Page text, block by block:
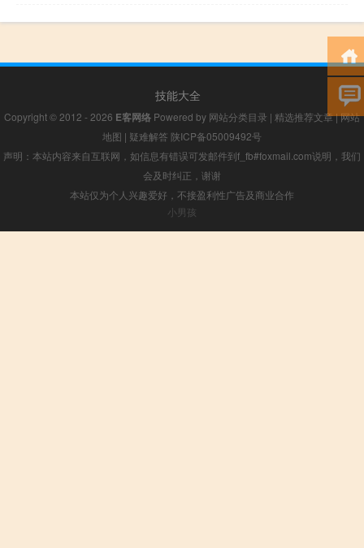
技能大全
Copyright © 2012 - 2026 E客网络 Powered by 网站分类目录 | 精选推荐文章|网站
地图 | 疑难解答 陕ICP备05009492号
声明：本站内容来自互联网，如信息有错误可发邮件到f_fb#foxmail.com说明，我们
会及时纠正，谢谢
本站仅为个人兴趣爱好，不接盈利性广告及商业合作
小男孩